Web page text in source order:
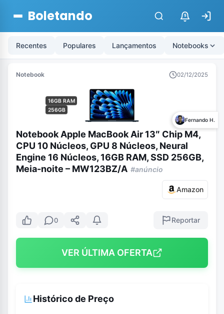
Boletando $
Recentes Populares Lançamentos Notebooks
Notebook 02/12/2025
16GB RAM
256GB
Fernando H.
Notebook Apple MacBook Air 13″ Chip M4,
CPU 10 Núcleos, GPU 8 Núcleos, Neural
Engine 16 Núcleos, 16GB RAM, SSD 256GB,
Meia-noite – MW123BZ/A #anúncio
Amazon
0 Reportar
VER ÚLTIMA OFERTA
Histórico de Preço